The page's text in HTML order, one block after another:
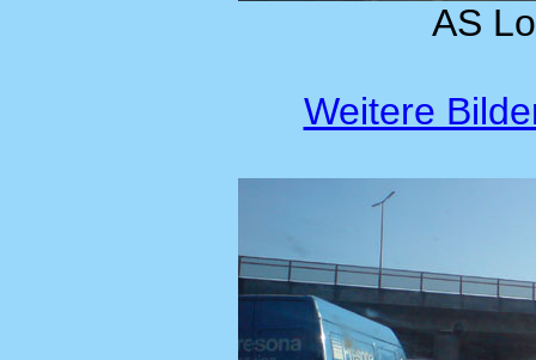
AS
Weitere